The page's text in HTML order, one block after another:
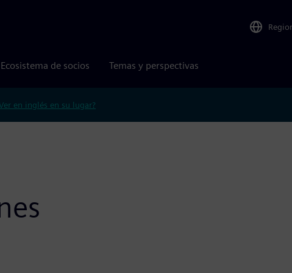
Ecosistema de socios Temas y perspectivas
en inglés en su lugar?